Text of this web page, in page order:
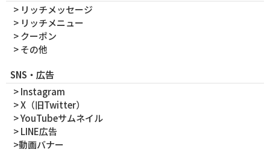
> リッチメッセージ
> リッチメニュー
> クーポン
> その他
SNS・広告
> Instagram
> X（旧Twitter）
> YouTubeサムネイル
> LINE広告
>動画バナー